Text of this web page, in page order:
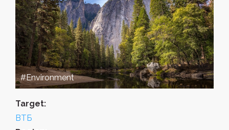
#Environment
Target:
ВТБ